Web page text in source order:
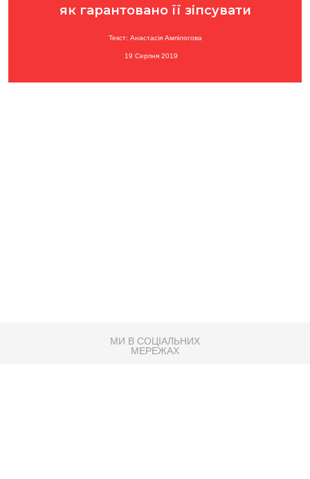
як гарантовано її зіпсувати
Текст: Анастасія Ампілогова
19 Серпня 2019
МИ В СОЦІАЛЬНИХ
МЕРЕЖАХ